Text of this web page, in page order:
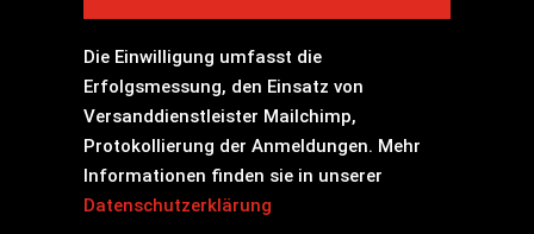
Die Einwilligung umfasst die
Erfolgsmessung, den Einsatz von
Versanddienstleister Mailchimp,
Protokollierung der Anmeldungen. Mehr
Informationen finden sie in unserer
Datenschutzerklärung